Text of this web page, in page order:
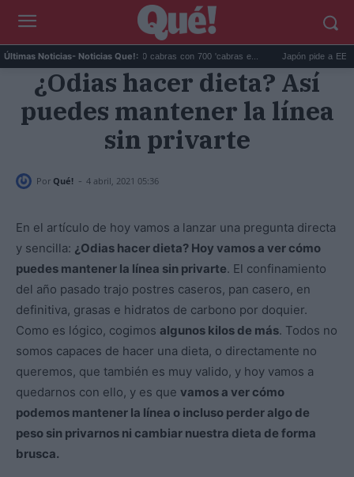
Últimas Noticias- Noticias Que!:
Galápagos eliminó 140.000 cabras con 700 'cabras e... Japón pide a EEUU que
¿Odias hacer dieta? Así
puedes mantener la línea
sin privarte
Por Qué! - 4 abril, 2021 05:36
En el artículo de hoy vamos a lanzar una pregunta directa
y sencilla: ¿Odias hacer dieta? Hoy vamos a ver cómo
puedes mantener la línea sin privarte. El confinamiento
del año pasado trajo postres caseros, pan casero, en
definitiva, grasas e hidratos de carbono por doquier.
Como es lógico, cogimos algunos kilos de más. Todos no
somos capaces de hacer una dieta, o directamente no
queremos, que también es muy valido, y hoy vamos a
quedarnos con ello, y es que vamos a ver cómo
podemos mantener la línea o incluso perder algo de
peso sin privarnos ni cambiar nuestra dieta de forma
brusca.